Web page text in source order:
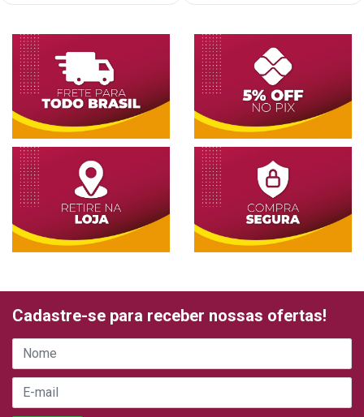
Cadastre-se para receber nossas ofertas!